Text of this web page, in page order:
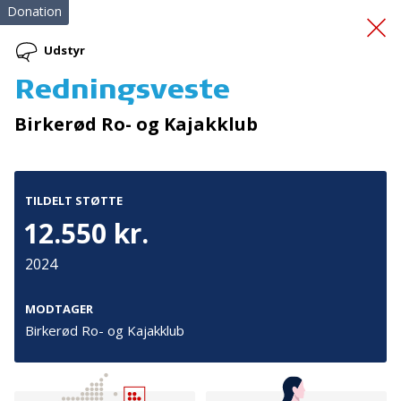
Sproggaven
Donation
Udstyr
Redningsveste
Birkerød Ro- og Kajakklub
TILDELT STØTTE
12.550 kr.
2024
MODTAGER
Birkerød Ro- og Kajakklub
Tilmeld nyhedsbrev
De seneste nyheder om TrygFondens og TryghedsGruppens
aktiviteter direkte i din indbakke.
Tilmeld